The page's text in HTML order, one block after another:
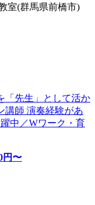
室(群馬県前橋市)
「先生」として活か
講師 演奏経験があ
中／Wワーク・育
円〜